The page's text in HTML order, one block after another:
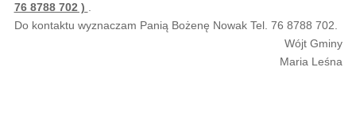
76 8788 702 )
Do kontaktu wyznaczam Panią Bożenę Nowak Tel. 76 8788 702.
Wójt Gminy
Maria Leśna